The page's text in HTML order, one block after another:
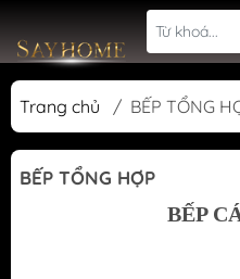
Trang chủ / BẾP TỔNG
BẾP TỔNG HỢP
BẾP